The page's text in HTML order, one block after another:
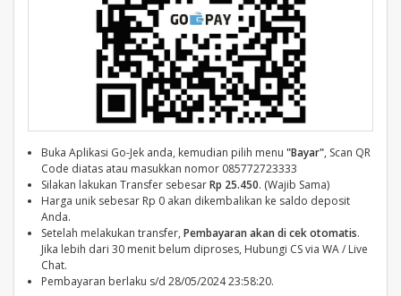
Buka Aplikasi Go-Jek anda, kemudian pilih menu "Bayar", Scan QR
Code diatas atau masukkan nomor 085772723333
Silakan lakukan Transfer sebesarRp 25.450. (Wajib Sama)
Harga unik sebesar Rp 0 akan dikembalikan ke saldo deposit
Anda.
Setelah melakukan transfer, Pembayaran akan di cek otomatis.
Jika lebih dari 30 menit belum diproses, Hubungi CS via WA / Live
Chat.
Pembayaran berlaku s/d 28/05/2024 23:58:20.